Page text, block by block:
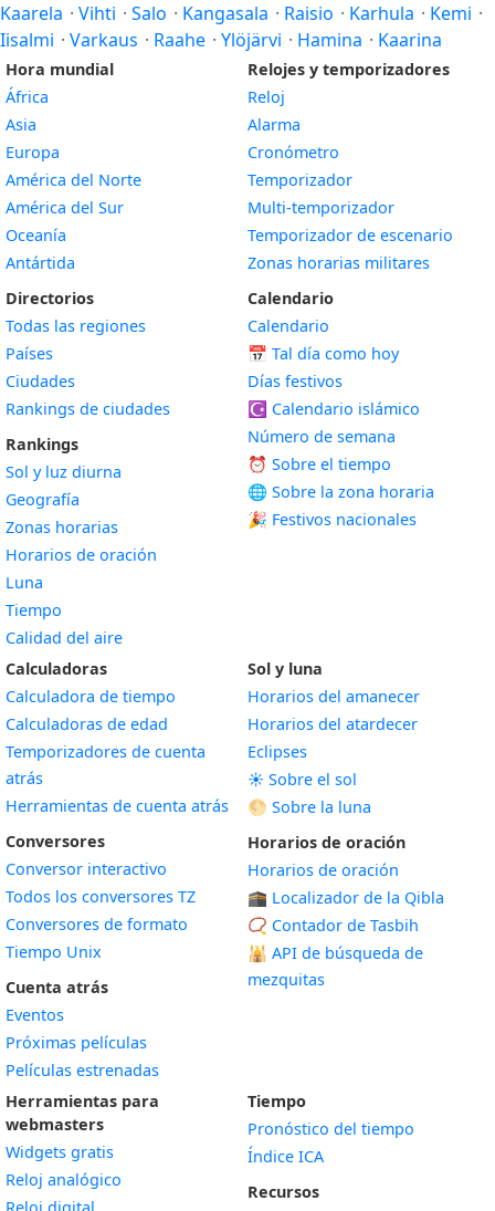
Kaarela · Vihti · Salo · Kangasala · Raisio · Karhula · Kemi ·
Iisalmi · Varkaus · Raahe · Ylöjärvi · Hamina · Kaarina
Hora mundial
África
Asia
Europa
América del Norte
América del Sur
Oceanía
Antártida
Directorios
Todas las regiones
Países
Ciudades
Rankings de ciudades
Rankings
Sol y luz diurna
Geografía
Zonas horarias
Horarios de oración
Luna
Tiempo
Calidad del aire
Relojes y temporizadores
Reloj
Alarma
Cronómetro
Temporizador
Multi-temporizador
Temporizador de escenario
Zonas horarias militares
Calendario
Calendario
📅 Tal día como hoy
Días festivos
☪️ Calendario islámico
Número de semana
⏰ Sobre el tiempo
🌐 Sobre la zona horaria
🎉 Festivos nacionales
Calculadoras
Calculadora de tiempo
Calculadoras de edad
Temporizadores de cuenta
atrás
Herramientas de cuenta atrás
Conversores
Conversor interactivo
Todos los conversores TZ
Conversores de formato
Tiempo Unix
Cuenta atrás
Eventos
Próximas películas
Películas estrenadas
Sol y luna
Horarios del amanecer
Horarios del atardecer
Eclipses
☀️ Sobre el sol
🌕 Sobre la luna
Horarios de oración
Horarios de oración
🕋 Localizador de la Qibla
📿 Contador de Tasbih
🕌 API de búsqueda de
mezquitas
Herramientas para
webmasters
Widgets gratis
Reloj analógico
Tiempo
Pronóstico del tiempo
Índice ICA
Recursos